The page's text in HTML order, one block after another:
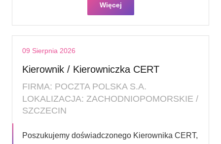
Więcej
09 Sierpnia 2026
Kierownik / Kierowniczka CERT
FIRMA: POCZTA POLSKA S.A.
LOKALIZACJA: ZACHODNIOPOMORSKIE /
SZCZECIN
Poszukujemy doświadczonego Kierownika CERT,